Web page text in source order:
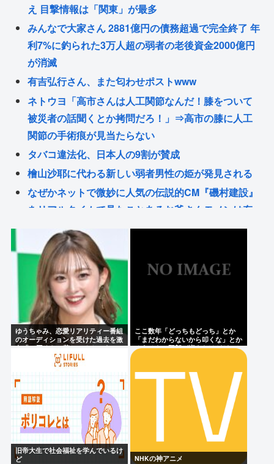
え 目撃情報は「関東」が最多
みんなで大家さん 2881億円の債務超過で完全終了 年
利7%に釣られた3万人超の弱者の老後資金2000億円
が消滅
有吉弘行さん、また匂わせポストwww
ネトウヨ「高市さんは人工関節なんだ！膝をついて
被災者の話聞くとか拷問だろ！」⇒高市の膝に人工
関節の手術痕が見当たらない
タバコ違法化、日本人の9割が賛成
檜山沙耶に代わる新しい弱者男性の姫が発見される
なぜかネットで微妙に人気の伝説的CM『磯村建設』
をリアルタイムで見たことあるお爺さんモメンは存
在するのか？
【プロレス】長州小力 西口DXプロレス8月大会でリ
ング復帰 対戦相手はクロちゃん 道交法違反の疑いも
不起訴に
元フジTV渡邉渚「悪いのは全部中居正広！」
ももち、かつて中居くんに「いいべ」と思われてい
た
Powered by livedoor 相互RSS
ゆうちゃみ、恋愛リアリティー番組
のオーディションを受けた過去を激
白「10回くらい落ちてるんです」
ここ数年「どっちもどっち」とか
「まだわからないから叩くな」とか
ゆうチキン野郎が増えたけどどっか
旧帝大生で社会福祉を学んでいるけ
ど
NHKの神アニメ